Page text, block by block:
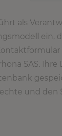
als
ein,
SAS.
und den